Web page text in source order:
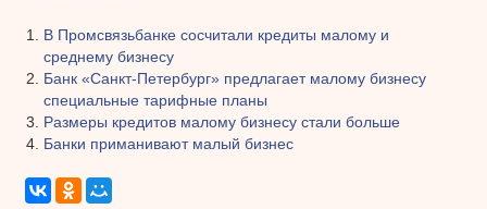
В Промсвязьбанке сосчитали кредиты малому и
среднему бизнесу
Банк «Санкт-Петербург» предлагает малому бизнесу
специальные тарифные планы
Размеры кредитов малому бизнесу стали больше
Банки приманивают малый бизнес